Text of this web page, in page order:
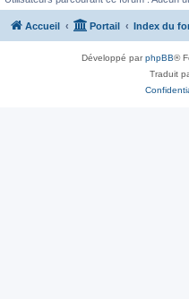
Accueil Portail Index du
Développé parphpBB®
Traduit